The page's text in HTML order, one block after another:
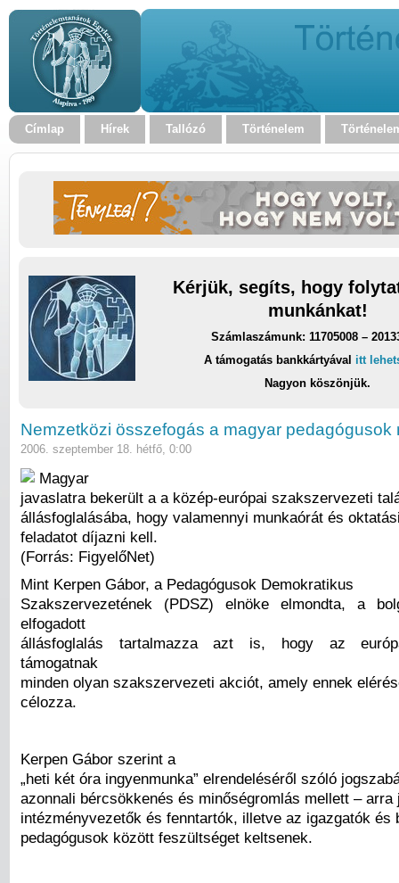
Címlap Hírek Tallózó Történelem
Kérjük, segíts, hogy
munkánkat!
Számlaszámunk: 11705008 –
A támogatás bankkártyával itt
Nagyon köszönjük.
Nemzetközi összefogás a magyar pedagógusok
2006. szeptember 18. hétfő, 0:00
Magyar
javaslatra bekerült a a közép-európai szakszervezeti
állásfoglalásába, hogy valamennyi munkaórát és
feladatot díjazni kell.
(Forrás: FigyelőNet)
Mint Kerpen Gábor, a Pedagógusok Demokratikus
Szakszervezetének (PDSZ) elnöke elmondta, a
elfogadott
állásfoglalás tartalmazza azt is, hogy az
támogatnak
minden olyan szakszervezeti akciót, amely ennek
célozza.
Kerpen Gábor szerint a
„heti két óra ingyenmunka” elrendeléséről szóló
azonnali bércsökkenés és minőségromlás mellett – arra
intézményvezetők és fenntartók, illetve az igazgatók és
pedagógusok között feszültséget keltsenek.